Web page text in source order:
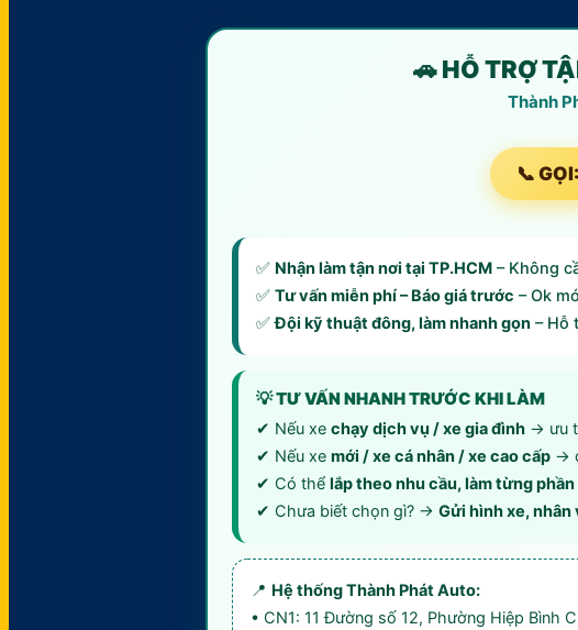
🚗 HỖ TRỢ
Thành
📞
✅ Nhận làm tận nơi tại TP.HCM – Không
✅ Tư vấn miễn phí – Báo giá trước – Ok
✅Đội kỹ thuật đông, làm nhanh gọn – Hỗ
💡 TƯ VẤN NHANH TRƯỚC KHI LÀM
✔ Nếu xe chạy dịch vụ / xe gia đình → ưu
✔ Nếu xe mới / xe cá nhân / xe cao cấp →
✔ Có thể lắp theo nhu cầu, làm từng
✔ Chưa biết chọn gì? → Gửi hình xe, nhân
📍 Hệ thống Thành Phát Auto:
• CN1: 11 Đường số 12, Phường Hiệp Bình